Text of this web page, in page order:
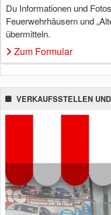
Du Informationen und
Feuerwehrhäusern und
übermitteln.
Zum Formular
VERKAUFSSTELLEN